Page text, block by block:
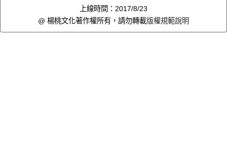
上線時間：2017/8/23
@ 楊桃文化著作權所有，請勿轉載版權規範說明